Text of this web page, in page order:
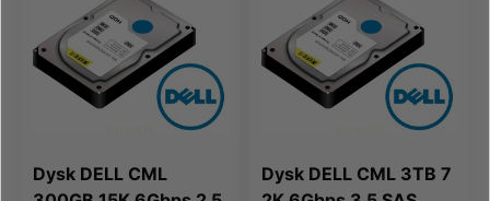
Dysk DELL CML
Dysk DELL CML 3TB 7